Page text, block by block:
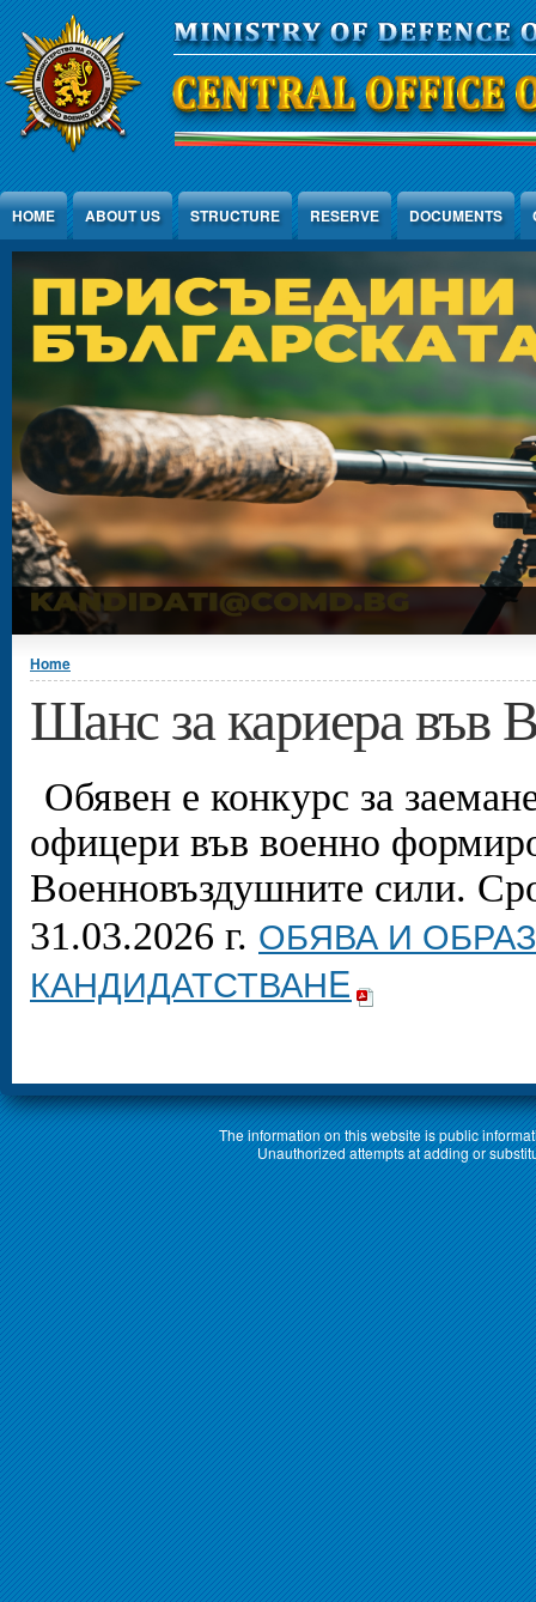
Jump to Content
HOME ABOUT US STRUCTURE RESERVE DOCUMENTS
You are here
Home
Шанс за кариера във
Обявен е конкурс за
офицери във военно
Военновъздушните сили.
31.03.2026 г. ОБЯВА И
КАНДИДАТСТВАНE
The information on this website is public
Unauthorized attempts at adding or